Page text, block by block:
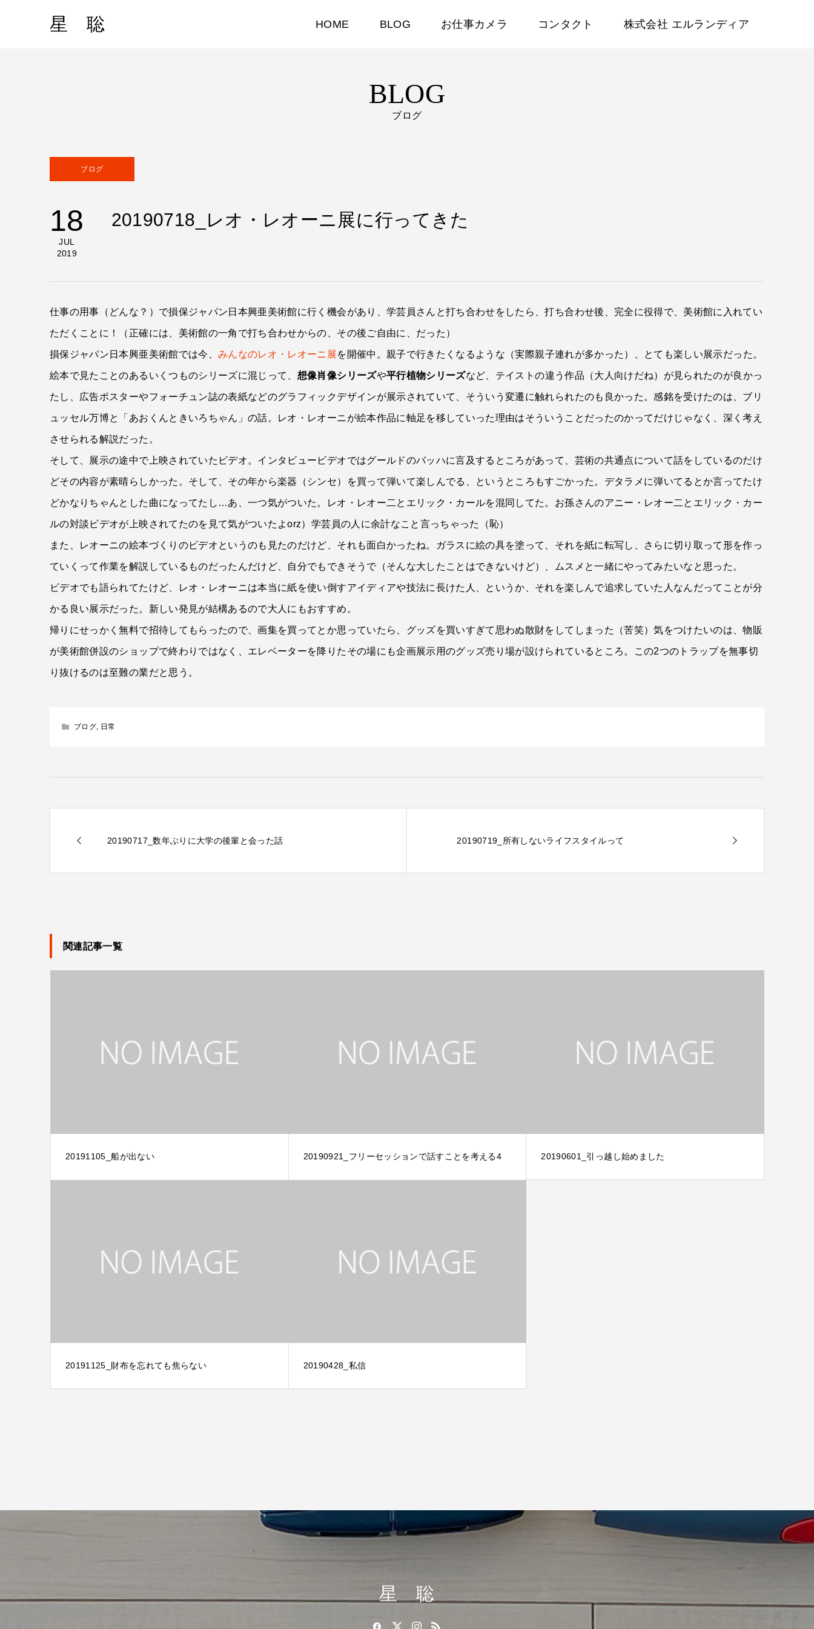
星 聡 HOME BLOG お仕事カメラ コンタクト 株式会社 エルランディア
BLOG
ブログ
ブログ
18
JUL
2019
20190718_レオ・レオーニ展に行ってきた
仕事の用事（どんな？）で損保ジャパン日本興亜美術館に行く機会があり、学芸員さんと打ち合わせをしたら、打ち合わせ後、完全に役得で、美術館に入れてい
ただくことに！（正確には、美術館の一角で打ち合わせからの、その後ご自由に、だった）
損保ジャパン日本興亜美術館では今、 みんなのレオ・レオーニ展を開催中。親子で行きたくなるような（実際親子連れが多かった）、とても楽しい展示だった。
絵本で見たことのあるいくつものシリーズに混じって、 想像肖像シリーズや平行植物シリーズなど、テイストの違う作品（大人向けだね）が見られたのが良かっ
たし、広告ポスターやフォーチュン誌の表紙などのグラフィックデザインが展示されていて、そういう変遷に触れられたのも良かった。感銘を受けたのは、ブリ
ュッセル万博と「あおくんときいろちゃん」の話。レオ・レオーニが絵本作品に軸足を移していった理由はそういうことだったのかってだけじゃなく、深く考え
させられる解説だった。
そして、展示の途中で上映されていたビデオ。インタビュービデオではグールドのバッハに言及するところがあって、芸術の共通点について話をしているのだけ
どその内容が素晴らしかった。そして、その年から楽器（シンセ）を買って弾いて楽しんでる、というところもすごかった。デタラメに弾いてるとか言ってたけ
どかなりちゃんとした曲になってたし…あ、一つ気がついた。レオ・レオー二とエリック・カールを混同してた。お孫さんのアニー・レオー二とエリック・カー
ルの対談ビデオが上映されてたのを見て気がついたよorz）学芸員の人に余計なこと言っちゃった（恥）
また、レオーニの絵本づくりのビデオというのも見たのだけど、それも面白かったね。ガラスに絵の具を塗って、それを紙に転写し、さらに切り取って形を作っ
ていくって作業を解説しているものだったんだけど、自分でもできそうで（そんな大したことはできないけど）、ムスメと一緒にやってみたいなと思った。
ビデオでも語られてたけど、レオ・レオーニは本当に紙を使い倒すアイディアや技法に長けた人、というか、それを楽しんで追求していた人なんだってことが分
かる良い展示だった。新しい発見が結構あるので大人にもおすすめ。
帰りにせっかく無料で招待してもらったので、画集を買ってとか思っていたら、グッズを買いすぎて思わぬ散財をしてしまった（苦笑）気をつけたいのは、物販
が美術館併設のショップで終わりではなく、エレベーターを降りたその場にも企画展示用のグッズ売り場が設けられているところ。この2つのトラップを無事切
り抜けるのは至難の業だと思う。
ブログ, 日常
20190717_数年ぶりに大学の後輩と会った話 20190719_所有しないライフスタイルって
関連記事一覧
20191105_船が出ない 20190921_フリーセッションで話すことを考える4 20190601_引っ越し始めました
20191125_財布を忘れても焦らない 20190428_私信
星 聡